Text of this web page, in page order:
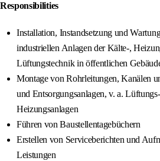
Responsibilities
Installation, Instandsetzung und
industriellen Anlagen der Kälte-,
Lüftungstechnik in öffentlichen
Montage von Rohrleitungen, Kanälen
und Entsorgungsanlagen, v. a.
Heizungsanlagen
Führen von Baustellentagebüchern
Erstellen von Serviceberichten und
Leistungen